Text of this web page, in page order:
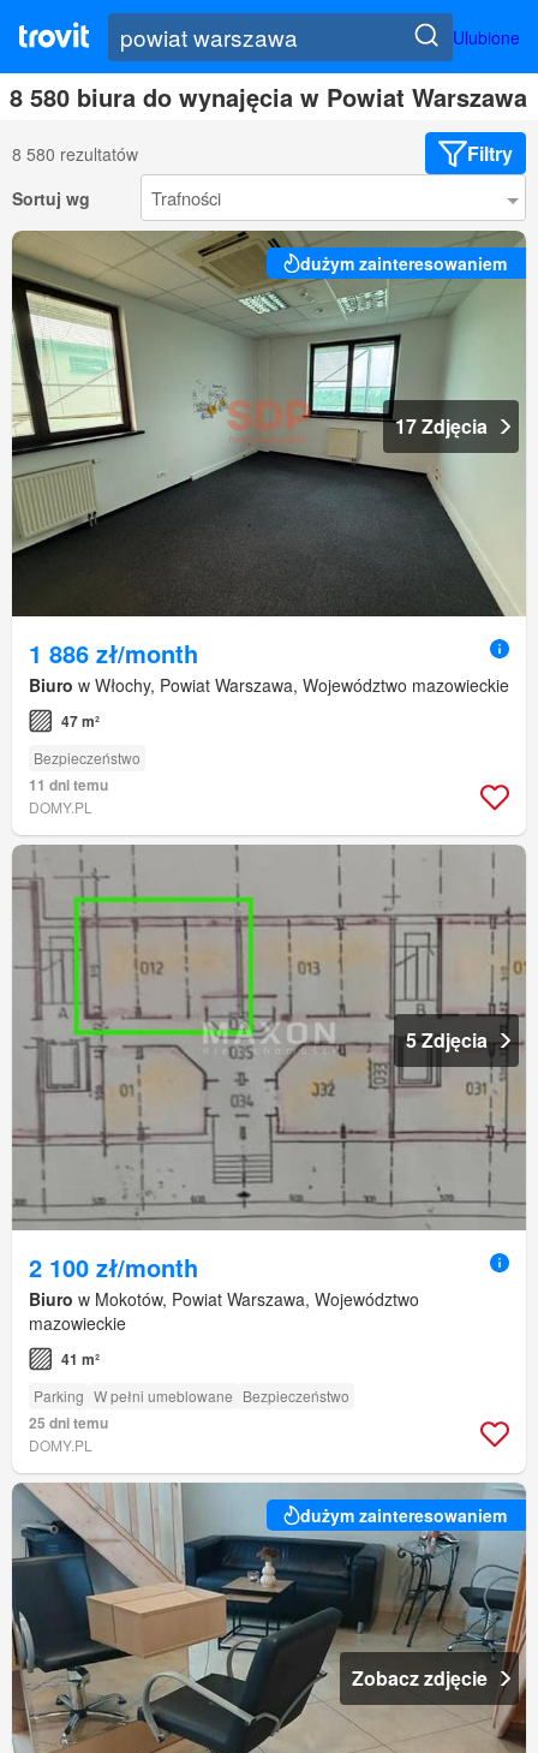
Ulubione
8 580 biura do wynajęcia w Powiat Warszawa
8 580 rezultatów Filtry
Sortuj wg
dużym zainteresowaniem
17 Zdjęcia
1 886 zł/month
Biuro w Włochy, Powiat Warszawa, Województwo mazowieckie
47 m²
Bezpieczeństwo
11 dni temu
DOMY.PL
5 Zdjęcia
2 100 zł/month
Biuro w Mokotów, Powiat Warszawa, Województwo
mazowieckie
41 m²
Parking W pełni umeblowane Bezpieczeństwo
25 dni temu
DOMY.PL
dużym zainteresowaniem
Zobacz zdjęcie